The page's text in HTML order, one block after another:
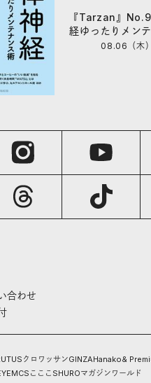
『Tarzan』
経ゆったりメンテ
08.06（木
合わせ
クロワッサンGINZAHanako&
MCS こここ SHUROマガジンワールド